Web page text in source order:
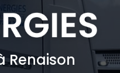
Renaison